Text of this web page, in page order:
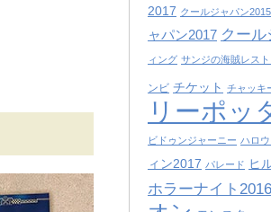
2017 クールジャパン2015
ャパン2017 クール
ィング サンジの海賊レス
ンビ チケット チャッキ
リーポッ
ビドゥンジャーニー ハロ
ィン2017 パレード ヒ
ホラーナイト2016